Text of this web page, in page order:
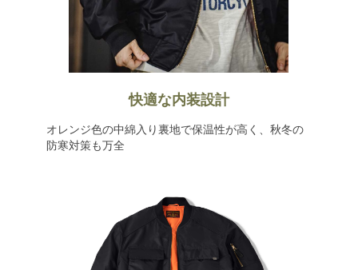
快適な内装設計
オレンジ色の中綿入り裏地で保温性が高く、秋冬の
防寒対策も万全